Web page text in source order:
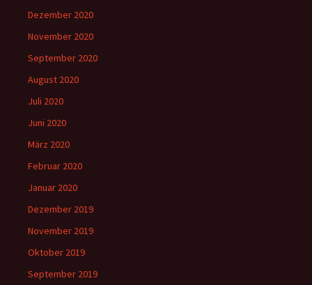
Dezember 2020
November 2020
September 2020
August 2020
Juli 2020
Juni 2020
März 2020
Februar 2020
Januar 2020
Dezember 2019
November 2019
Oktober 2019
September 2019